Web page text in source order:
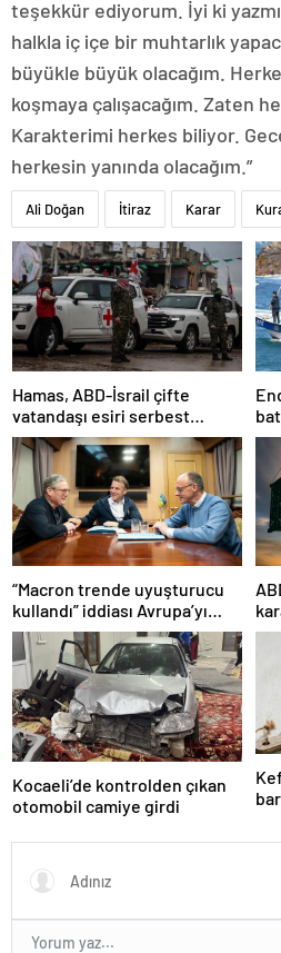
teşekkür ediyorum. İyi ki
halkla iç içe bir muhtarlık
büyükle büyük olacağım.
koşmaya çalışacağım. Zaten
Karakterimi herkes biliyor.
herkesin yanında olacağım.”
Ali Doğan İtiraz Karar
Hamas, ABD-İsrail çifte
vatandaşı esiri serbest
bırakacağını duyurdu
“Macron trende uyuşturucu
kullandı” iddiası Avrupa’yı
karıştırmıştı: Fransa’dan
“peçeteli” yalanlama geldi!
Kocaeli’de kontrolden çıkan
otomobil camiye girdi